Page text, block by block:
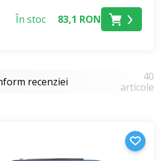
sticluțele în poziție verticală,
pot fi tratate ușor cu ceară
În stoc 83,1 RON
recenziei
40
articole